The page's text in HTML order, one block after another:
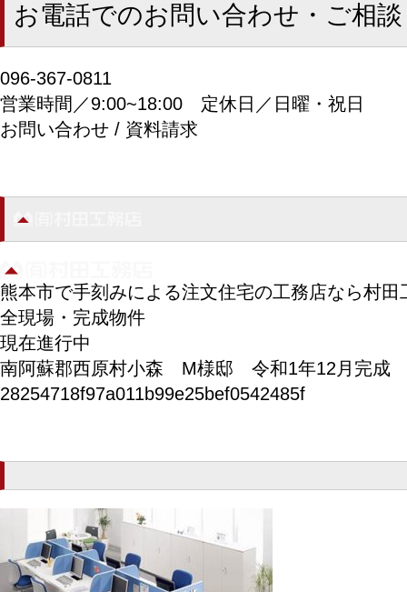
お電話でのお問い合わせ・ご相談
096-367-0811
営業時間／9:00~18:00 定休日／日曜・祝日
お問い合わせ / 資料請求
熊本市で手刻みによる注文住宅の工務店なら村田
全現場・完成物件
現在進行中
南阿蘇郡西原村小森 M様邸 令和1年12月完成
28254718f97a011b99e25bef0542485f